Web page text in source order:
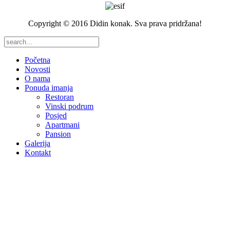
Copyright © 2016 Didin konak. Sva prava pridržana!
Početna
Novosti
O nama
Ponuda imanja
Restoran
Vinski podrum
Posjed
Apartmani
Pansion
Galerija
Kontakt